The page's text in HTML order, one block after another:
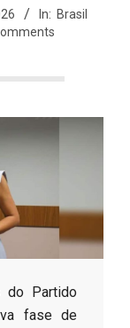
In: Brasil
do Partido
fase de